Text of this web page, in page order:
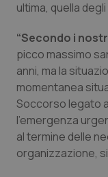
Sardegna
Sicilia
Toscana
Umbria
Malattia di
Obesità
ultima, quella
“Secondo i
picco massimo
anni, ma la
momentanea
Soccorso legato
l’emergenza
al termine delle
organizzazione,